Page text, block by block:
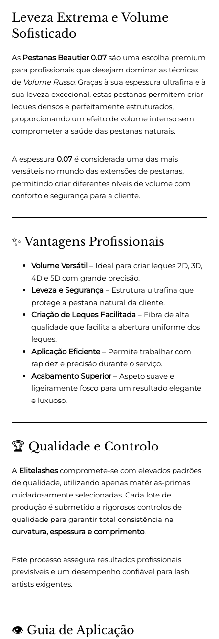
Leveza Extrema e Volume
Sofisticado
As Pestanas Beautier 0.07 são uma escolha premium
para profissionais que desejam dominar as técnicas
de Volume Russo. Graças à sua espessura ultrafina e à
sua leveza excecional, estas pestanas permitem criar
leques densos e perfeitamente estruturados,
proporcionando um efeito de volume intenso sem
comprometer a saúde das pestanas naturais.
A espessura 0.07 é considerada uma das mais
versáteis no mundo das extensões de pestanas,
permitindo criar diferentes níveis de volume com
conforto e segurança para a cliente.
✨ Vantagens Profissionais
Volume Versátil – Ideal para criar leques 2D, 3D,
4D e 5D com grande precisão.
Leveza e Segurança – Estrutura ultrafina que
protege a pestana natural da cliente.
Criação de Leques Facilitada – Fibra de alta
qualidade que facilita a abertura uniforme dos
leques.
Aplicação Eficiente – Permite trabalhar com
rapidez e precisão durante o serviço.
Acabamento Superior – Aspeto suave e
ligeiramente fosco para um resultado elegante
e luxuoso.
🏆 Qualidade e Controlo
A Elitelashescompromete-se com elevados padrões
de qualidade, utilizando apenas matérias-primas
cuidadosamente selecionadas. Cada lote de
produção é submetido a rigorosos controlos de
qualidade para garantir total consistência na
curvatura, espessura e comprimento.
Este processo assegura resultados profissionais
previsíveis e um desempenho confiável para lash
artists exigentes.
👁️ Guia de Aplicação